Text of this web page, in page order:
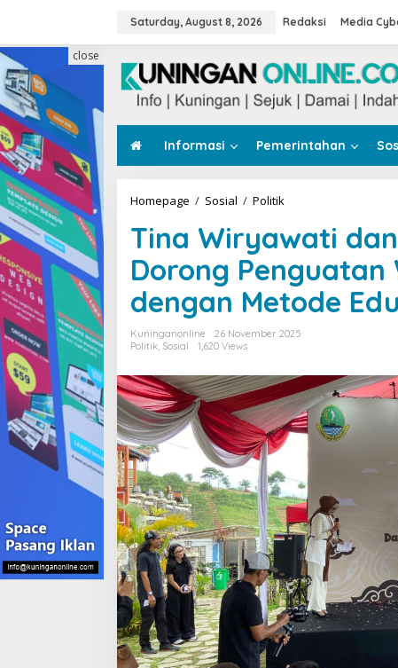
Saturday, August 8, 2026 Redaksi Media
Informasi Pemerintahan
close
Homepage / Sosial / Politik
dan
Kesbangpol
Jabar
Dorong
Penguatan
Wawasan
Kebangsaan
Edukatif
dan
Youthful
Tina Wiryawati
Dorong Penguatan
dengan Metode
Kuninganonline
26 November 2025
Politik Sosial 1,620 Views